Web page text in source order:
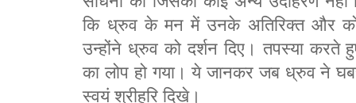
कि ध्रुव के मन में उनके अतिरिक्त और
उन्होंने ध्रुव को दर्शन दिए। तपस्या
का लोप हो गया। ये जानकर जब ध्रुव ने
स्वयं श्रीहरि दिखे।